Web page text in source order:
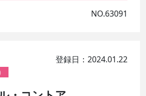
NO.63091
登録日：2024.01.22